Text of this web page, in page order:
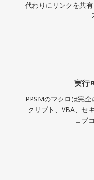
代わりにリンクを共
実行
PPSMのマクロは完
クリプト、VBA、セ
ェブ